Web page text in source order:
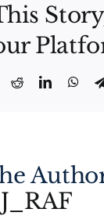
RedditLinkedIn